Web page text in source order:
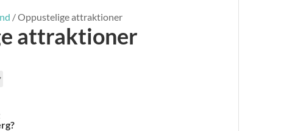
/ Oppustelige attraktioner
attraktioner